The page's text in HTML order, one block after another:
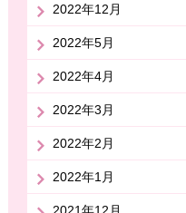
2022年12月
2022年5月
2022年4月
2022年3月
2022年2月
2022年1月